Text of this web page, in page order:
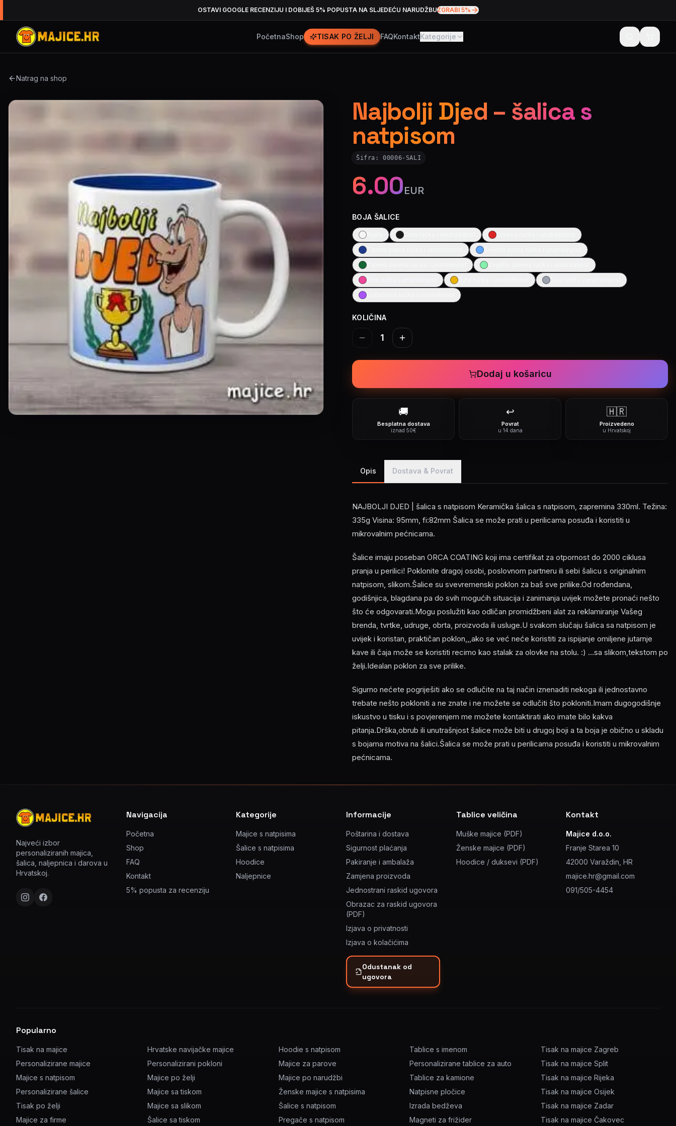
OSTAVI GOOGLE RECENZIJU I DOBIJEŠ 5% POPUSTA NA SLJEDEĆU NARUDŽBUZGRABI 5%
PočetnaShop TISAK PO ŽELJI FAQKontaktKategorije
Natrag na shop
Najbolji Djed – šalica s
natpisom
Šifra:00006-SALI
6.00EUR
BOJA ŠALICE
KOLIČINA
1
Dodaj u košaricu
🚚
Besplatna dostava
iznad 50€
↩️
Povrat
u 14 dana
🇭🇷
Proizvedeno
u Hrvatskoj
Opis Dostava & Povrat
NAJBOLJI DJED | šalica s natpisom Keramička šalica s natpisom, zapremina 330ml. Težina:
335g Visina: 95mm, fi:82mm Šalica se može prati u perilicama posuđa i koristiti u
mikrovalnim pećnicama.
Šalice imaju poseban ORCA COATING koji ima certifikat za otpornost do 2000 ciklusa
pranja u perilici! Poklonite dragoj osobi, poslovnom partneru ili sebi šalicu s originalnim
natpisom, slikom.Šalice su svevremenski poklon za baš sve prilike.Od rođendana,
godišnjica, blagdana pa do svih mogućih situacija i zanimanja uvijek možete pronaći nešto
što će odgovarati.Mogu poslužiti kao odličan promidžbeni alat za reklamiranje Vašeg
brenda, tvrtke, udruge, obrta, proizvoda ili usluge.U svakom slučaju šalica sa natpisom je
uvijek i koristan, praktičan poklon,,,ako se već neće koristiti za ispijanje omiljene jutarnje
kave ili čaja može se koristiti recimo kao stalak za olovke na stolu. :) ...sa slikom,tekstom po
želji.Idealan poklon za sve prilike.
Sigurno nećete pogriješiti ako se odlučite na taj način iznenaditi nekoga ili jednostavno
trebate nešto pokloniti a ne znate i ne možete se odlučiti što pokloniti.Imam dugogodišnje
iskustvo u tisku i s povjerenjem me možete kontaktirati ako imate bilo kakva
pitanja.Drška,obrub ili unutrašnjost šalice može biti u drugoj boji a ta boja je obično u skladu
s bojama motiva na šalici.Šalica se može prati u perilicama posuđa i koristiti u mikrovalnim
pećnicama.
Najveći izbor
personaliziranih majica,
šalica, naljepnica i darova u
Hrvatskoj.
Navigacija
Početna
Shop
FAQ
Kontakt
5% popusta za recenziju
Kategorije
Majice s natpisima
Šalice s natpisima
Hoodice
Naljepnice
Informacije
Poštarina i dostava
Sigurnost plaćanja
Pakiranje i ambalaža
Zamjena proizvoda
Jednostrani raskid ugovora
Obrazac za raskid ugovora
(PDF)
Izjava o privatnosti
Izjava o kolačićima
Odustanak od
ugovora
Tablice veličina
Muške majice (PDF)
Ženske majice (PDF)
Hoodice / duksevi (PDF)
Kontakt
Majice d.o.o.
Franje Starea 10
42000 Varaždin, HR
majice.hr@gmail.com
091/505-4454
Popularno
Tisak na majice
Personalizirane majice
Majice s natpisom
Personalizirane šalice
Tisak po želji
Majice za firme
Hrvatske navijačke majice
Personalizirani pokloni
Majice po želji
Majice sa tiskom
Majice sa slikom
Šalice sa tiskom
Hoodie s natpisom
Majice za parove
Majice po narudžbi
Ženske majice s natpisima
Šalice s natpisom
Pregače s natpisom
Tablice s imenom
Personalizirane tablice za auto
Tablice za kamione
Natpisne pločice
Izrada bedževa
Magneti za frižider
Tisak na majice Zagreb
Tisak na majice Split
Tisak na majice Rijeka
Tisak na majice Osijek
Tisak na majice Zadar
Tisak na majice Čakovec